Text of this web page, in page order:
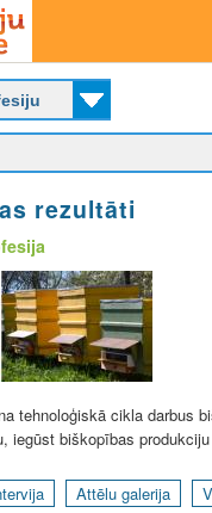
main
content
rezultāti
tehnoloģiskā cikla darbus
iegūst biškopības
Attēlu galerija